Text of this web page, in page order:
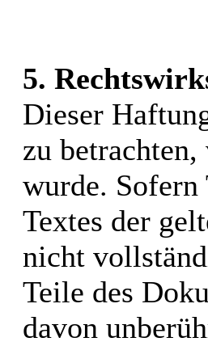
5.
Dieser
zu
wurde. Sofern
Textes der
nicht
Teile des
davon